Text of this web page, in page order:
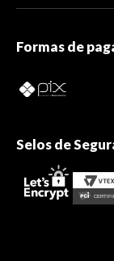
Formas de
Selos de